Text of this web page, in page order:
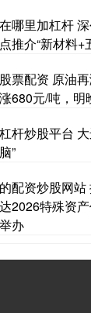
哪里加杠杆
推介“新材料+
票配资 原油
680元/吨，明
杆炒股平台
”
配资炒股网站
2026特殊资
办